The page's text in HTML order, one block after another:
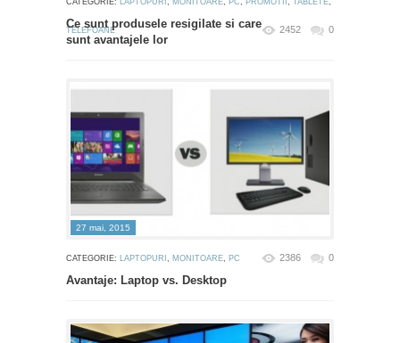
TELEFOANE 2452 0
Ce sunt produsele resigilate si care
sunt avantajele lor
27 mai, 2015
CATEGORIE: LAPTOPURI MONITOARE PC 2386 0
Avantaje: Laptop vs. Desktop